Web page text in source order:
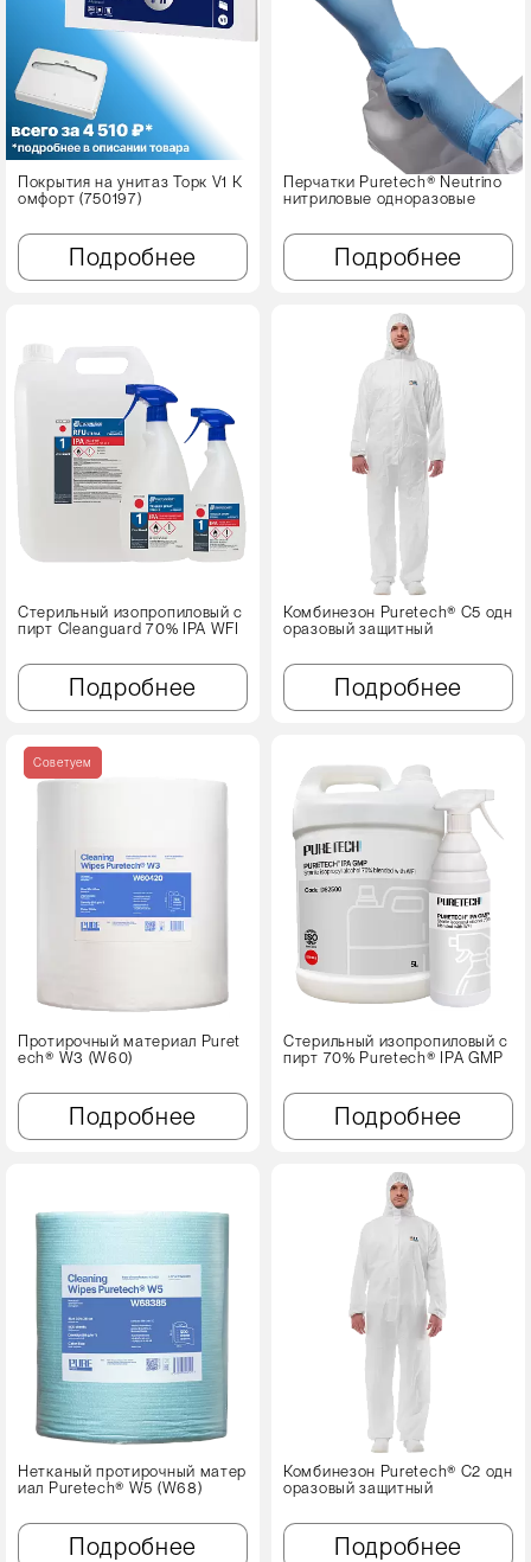
Покрытия на унитаз Торк V1 К
омфорт (750197)
Подробнее
Перчатки Puretech® Neutrino
нитриловые одноразовые
Подробнее
Стерильный изопропиловый с
пирт Cleanguard 70% IPA WFI
Подробнее
Комбинезон Puretech® C5 одн
оразовый защитный
Подробнее
Советуем
Протирочный материал Puret
ech® W3 (W60)
Подробнее
Стерильный изопропиловый с
пирт 70% Puretech® IPA GMP
Подробнее
Нетканый протирочный матер
иал Puretech® W5 (W68)
Подробнее
Комбинезон Puretech® C2 одн
оразовый защитный
Подробнее